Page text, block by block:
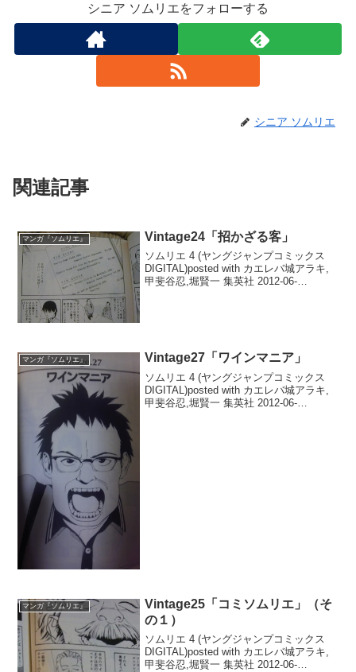
シニア ソムリエをフォローする
シニア ソムリエ
関連記事
マンガ『ソムリエ』 Vintage24「招かざる客」
ソムリエ 4 (ヤングジャンプコミックス
DIGITAL)posted with カエレバ城アラキ,
甲斐谷忍,堀賢一 集英社 2012-06-
マンガ『ソムリエ』 Vintage27「ワインマニア」
ソムリエ 4 (ヤングジャンプコミックス
DIGITAL)posted with カエレバ城アラキ,
甲斐谷忍,堀賢一 集英社 2012-06-
マンガ『ソムリエ』
Vintage25「コミソムリエ」（そ
の１）
ソムリエ 4 (ヤングジャンプコミックス
DIGITAL)posted with カエレバ城アラキ,
甲斐谷忍,堀賢一 集英社 2012-06-